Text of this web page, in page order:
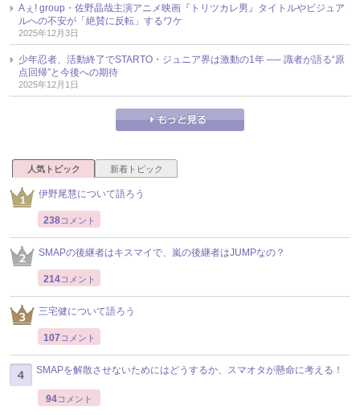
Aぇ! group・佐野晶哉主演アニメ映画『トリツカレ男』タイトルやビジュア
ルへの不安が「絶賛に反転」するワケ
2025年12月3日
少年忍者、活動終了でSTARTO・ジュニア界は激動の1年 ── 識者が語る“原
点回帰”と今後への期待
2025年12月1日
人気トピック 新着トピック
伊野尾慧について語ろう
238コメント
SMAPの後継者はキスマイで、嵐の後継者はJUMPなの？
214コメント
三宅健について語ろう
107 コメント
SMAPを解散させないためにはどうするか、スマオタが懸命に考える！
94コメント